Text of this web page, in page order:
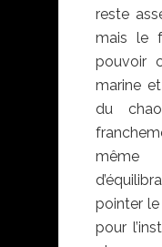
reste
mais le
pouvoir
marine
du
même
pointer
pour